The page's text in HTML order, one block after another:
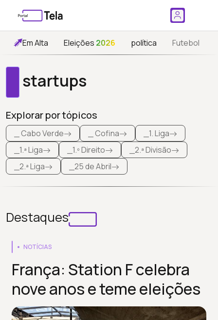
Em Alta Eleições 2026 política Futebol
startups
Explorar por tópicos
_ Cabo Verde _ Cofina
_1. Liga
_1.ª Liga
_1.º Direito
_2.ª Divisão
_2.ª Liga
_25 de Abril
Destaques
NOTÍCIAS
França: Station F celebra
nove anos e teme eleições